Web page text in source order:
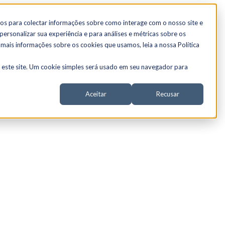
para colectar informações sobre como interage com o nosso site e
sua experiência e para análises e métricas sobre os
informações sobre os cookies que usamos, leia a nossa Política
site. Um cookie simples será usado em seu navegador para
Aceitar Recusar